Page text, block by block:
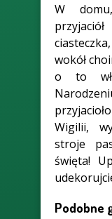
W
wokół
o to
Wigilii,
stroje
święta!
Podobne